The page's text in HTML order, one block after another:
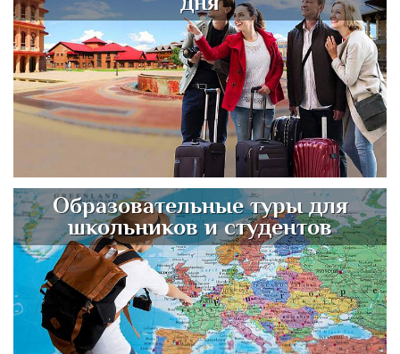
Образовательные туры для
школьников и студентов